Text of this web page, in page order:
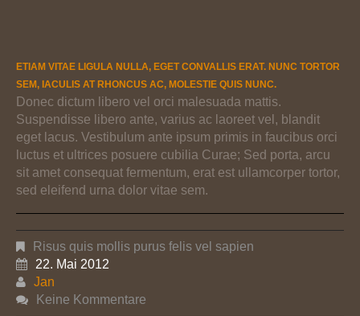
ETIAM VITAE LIGULA NULLA, EGET CONVALLIS ERAT. NUNC TORTOR
SEM, IACULIS AT RHONCUS AC, MOLESTIE QUIS NUNC.
Donec dictum libero vel orci malesuada mattis.
Suspendisse libero ante, varius ac laoreet vel, blandit
eget lacus. Vestibulum ante ipsum primis in faucibus orci
luctus et ultrices posuere cubilia Curae; Sed porta, arcu
sit amet consequat fermentum, erat est ullamcorper tortor,
sed eleifend urna dolor vitae sem.
Risus quis mollis purus felis vel sapien
22. Mai 2012
Jan
Keine Kommentare